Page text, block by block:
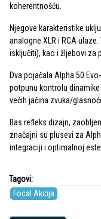
koherentnošću.
Njegove karakteristike
analogne XLR i RCA
isključiti), kao i žljebovi za
Dva pojačala Alpha 50
potpunu kontrolu
većih jačina zvuka/
Bas refleks dizajn,
značajni su plusevi za
integraciji i optimalnoj
Tagovi:
Focal Akcija